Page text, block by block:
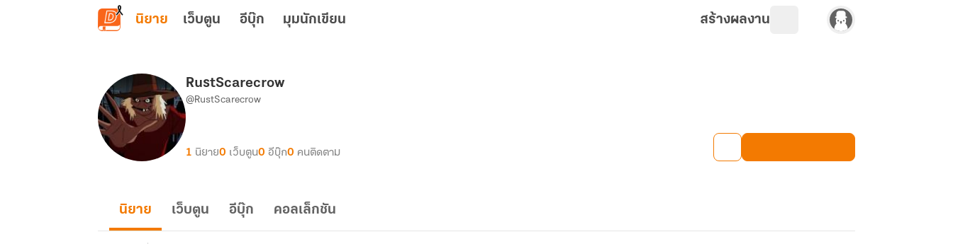
ข้ามไปยังเนื้อหาหลัก
นิยาย เว็บตูน อีบุ๊ก มุมนักเขียน สร้างผลงาน
RustScarecrow
@RustScarecrow
1 นิยาย0 เว็บตูน0 อีบุ๊ก0 คนติดตาม
นิยาย เว็บตูน อีบุ๊ก คอลเล็กชัน